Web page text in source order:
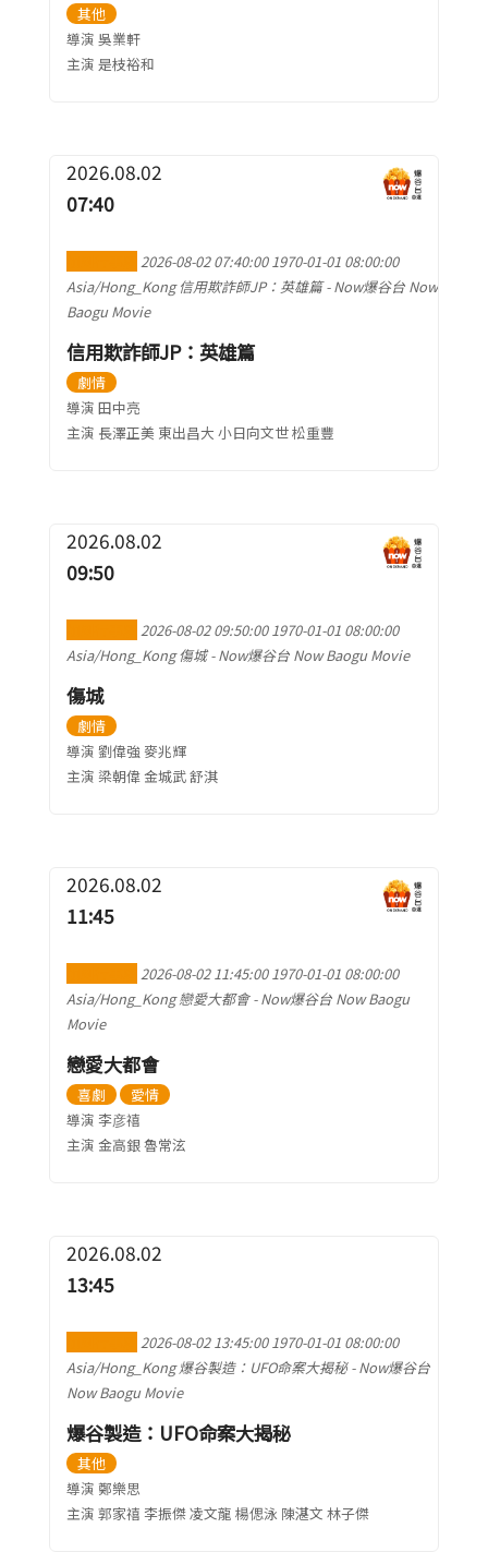
其他
導演 吳業軒
主演 是枝裕和
2026.08.02
07:40
2026-08-02 07:40:00 1970-01-01 08:00:00
Asia/Hong_Kong 信用欺詐師JP：英雄篇 - Now爆谷台 Now
Baogu Movie
信用欺詐師JP：英雄篇
劇情
導演 田中亮
主演 長澤正美 東出昌大 小日向文世 松重豐
2026.08.02
09:50
2026-08-02 09:50:00 1970-01-01 08:00:00
Asia/Hong_Kong 傷城 - Now爆谷台 Now Baogu Movie
傷城
劇情
導演 劉偉強 麥兆輝
主演 梁朝偉 金城武 舒淇
2026.08.02
11:45
2026-08-02 11:45:00 1970-01-01 08:00:00
Asia/Hong_Kong 戀愛大都會 - Now爆谷台 Now Baogu
Movie
戀愛大都會
喜劇
愛情
導演 李彦禧
主演 金高銀 魯常泫
2026.08.02
13:45
2026-08-02 13:45:00 1970-01-01 08:00:00
Asia/Hong_Kong 爆谷製造：UFO命案大揭秘 - Now爆谷台
Now Baogu Movie
爆谷製造：UFO命案大揭秘
其他
導演 鄭樂思
主演 郭家禧 李振傑 凌文龍 楊偲泳 陳湛文 林子傑